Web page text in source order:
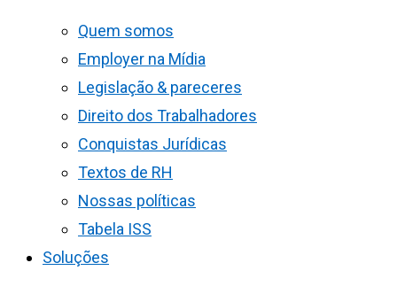
Quem somos
Employer na Mídia
Legislação & pareceres
Direito dos Trabalhadores
Conquistas Jurídicas
Textos de RH
Nossas políticas
Tabela ISS
Soluções